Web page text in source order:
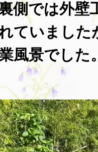
側では外壁
ていました
風景でした